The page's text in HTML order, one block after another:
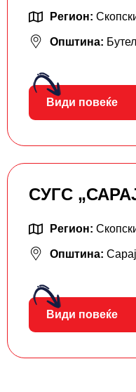
Регион:
Општина:
Види повеќе
СУГС
Регион:
Општина: Сарај
Види повеќе